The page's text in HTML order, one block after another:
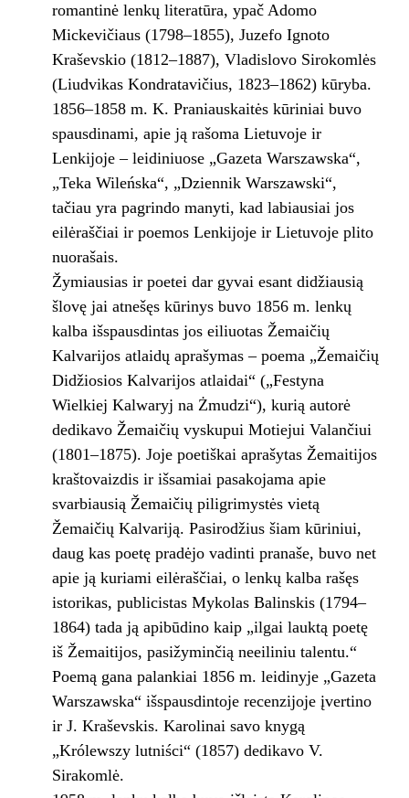
romantinė lenkų literatūra, ypač Adomo
Mickevičiaus (1798–1855), Juzefo Ignoto
Kraševskio (1812–1887), Vladislovo Sirokomlės
(Liudvikas Kondratavičius, 1823–1862) kūryba.
1856–1858 m. K. Praniauskaitės kūriniai buvo
spausdinami, apie ją rašoma Lietuvoje ir
Lenkijoje – leidiniuose „Gazeta Warszawska“,
„Teka Wileńska“, „Dziennik Warszawski“,
tačiau yra pagrindo manyti, kad labiausiai jos
eilėraščiai ir poemos Lenkijoje ir Lietuvoje plito
nuorašais.
Žymiausias ir poetei dar gyvai esant didžiausią
šlovę jai atnešęs kūrinys buvo 1856 m. lenkų
kalba išspausdintas jos eiliuotas Žemaičių
Kalvarijos atlaidų aprašymas – poema „Žemaičių
Didžiosios Kalvarijos atlaidai“ („Festyna
Wielkiej Kalwaryj na Żmudzi“), kurią autorė
dedikavo Žemaičių vyskupui Motiejui Valančiui
(1801–1875). Joje poetiškai aprašytas Žemaitijos
kraštovaizdis ir išsamiai pasakojama apie
svarbiausią Žemaičių piligrimystės vietą
Žemaičių Kalvariją. Pasirodžius šiam kūriniui,
daug kas poetę pradėjo vadinti pranaše, buvo net
apie ją kuriami eilėraščiai, o lenkų kalba rašęs
istorikas, publicistas Mykolas Balinskis (1794–
1864) tada ją apibūdino kaip „ilgai lauktą poetę
iš Žemaitijos, pasižyminčią neeiliniu talentu.“
Poemą gana palankiai 1856 m. leidinyje „Gazeta
Warszawska“ išspausdintoje recenzijoje įvertino
ir J. Kraševskis. Karolinai savo knygą
„Królewszy lutniści“ (1857) dedikavo V.
Sirakomlė.